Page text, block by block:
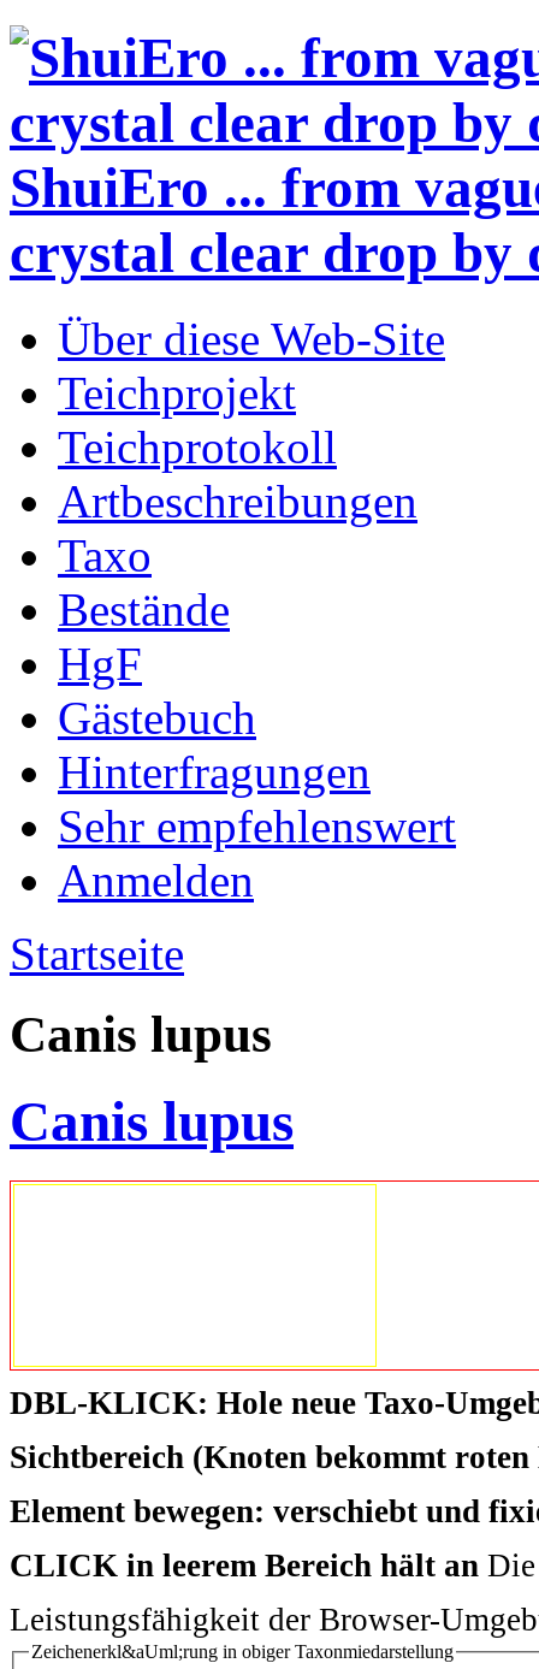
ShuiEro ... from
crystal clear drop by
Über diese Web-Site
Teichprojekt
Teichprotokoll
Artbeschreibungen
Taxo
Bestände
HgF
Gästebuch
Hinterfragungen
Sehr empfehlenswert
Anmelden
Startseite
Canis lupus
Canis lupus
DBL-KLICK: Hole neue Taxo-
Sichtbereich (Knoten bekommt
Element bewegen: verschiebt und
CLICK in leerem Bereich hält an
Leistungsfähigkeit der Browser-
Zeichenerkl&aUml;rung in obiger Taxonmiedarstellung